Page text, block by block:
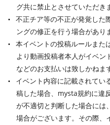
グ共に禁止とさせていただき
不正チア等の不正が発覚した
ングの修正を行う場合があり
本イベントの投稿ルールまた
より動画投稿者本人がイベン
などのお支払いは致しかねま
イベント内容に記載されてい
稿した場合、mysta規約に違
が不適切と判断した場合には
場合がございます。その際、